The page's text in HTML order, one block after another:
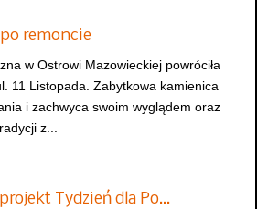
remoncie
w Ostrowi Mazowieckiej powróciła
11 Listopada. Zabytkowa kamienica
i zachwyca swoim wyglądem oraz
z...
Tydzień dla Po…